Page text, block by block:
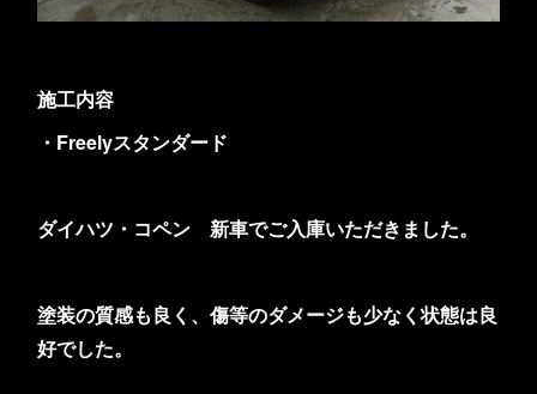
施工内容
・Freelyスタンダード
ダイハツ・コペン 新車でご入庫いただきました。
塗装の質感も良く、傷等のダメージも少なく状態は良
好でした。